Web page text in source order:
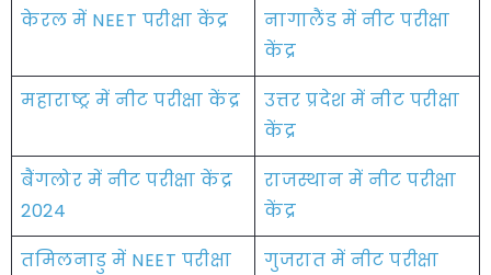
केरल में NEET परीक्षा केंद्र
नागालैंड में नीट परीक्षा
केंद्र
महाराष्ट्र में नीट परीक्षा केंद्र
उत्तर प्रदेश में नीट परीक्षा
केंद्र
बैंगलोर में नीट परीक्षा केंद्र
2024
राजस्थान में नीट परीक्षा
केंद्र
तमिलनाडु में NEET परीक्षा
गुजरात में नीट परीक्षा